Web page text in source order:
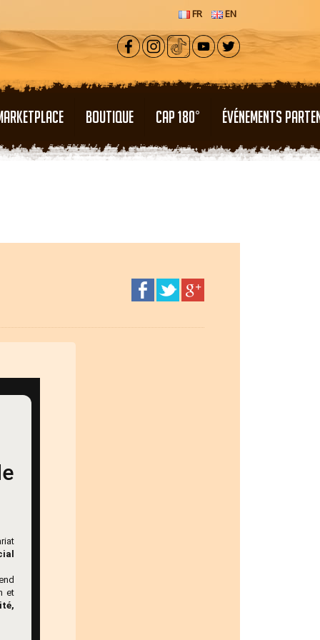
FR EN
BOUTIQUE CAP 180° ÉVÉNEMENTS
et